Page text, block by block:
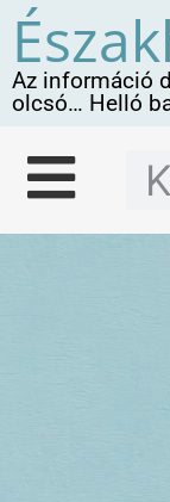
Az információ
olcsó… Helló